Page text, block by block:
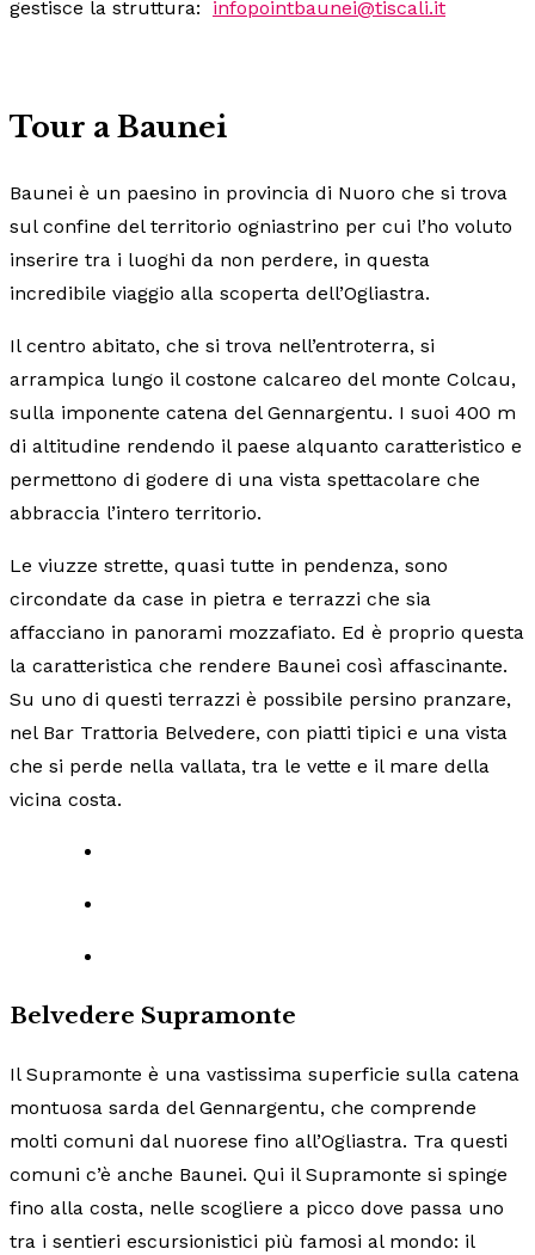
gestisce la struttura:
infopointbaunei@tiscali.it
Tour a Baunei
Baunei è un paesino in provincia di Nuoro che si trova
sul confine del territorio ogniastrino per cui l’ho voluto
inserire tra i luoghi da non perdere, in questa
incredibile viaggio alla scoperta dell’Ogliastra.
Il centro abitato, che si trova nell’entroterra, si
arrampica lungo il costone calcareo del monte Colcau,
sulla imponente catena del Gennargentu. I suoi 400 m
di altitudine rendendo il paese alquanto caratteristico e
permettono di godere di una vista spettacolare che
abbraccia l’intero territorio.
Le viuzze strette, quasi tutte in pendenza, sono
circondate da case in pietra e terrazzi che sia
affacciano in panorami mozzafiato. Ed è proprio questa
la caratteristica che rendere Baunei così affascinante.
Su uno di questi terrazzi è possibile persino pranzare,
nel Bar Trattoria Belvedere, con piatti tipici e una vista
che si perde nella vallata, tra le vette e il mare della
vicina costa.
Belvedere Supramonte
Il Supramonte è una vastissima superficie sulla catena
montuosa sarda del Gennargentu, che comprende
molti comuni dal nuorese fino all’Ogliastra. Tra questi
comuni c’è anche Baunei. Qui il Supramonte si spinge
fino alla costa, nelle scogliere a picco dove passa uno
tra i sentieri escursionistici più famosi al mondo: il